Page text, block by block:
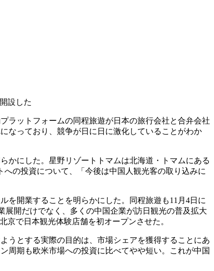
設した
ラットフォームの同程旅遊が日本の旅行会社と合弁会社
なっており、競争が日に日に激化していることがわか
かにした。星野リゾートトマムは北海道・トマムにある
の投資について、「今後は中国人観光客の取り込みに
を開業することを明らかにした。同程旅遊も11月4日に
開だけでなく、多くの中国企業が訪日観光の普及拡大
京で日本観光体験店舗を初オープンさせた。
うとする実際の目的は、市場シェアを獲得することにあ
周期も欧米市場への投資に比べてやや短い。これが中国